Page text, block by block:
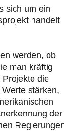
sich um ein
handelt
werden, ob
man kräftig
Projekte die
stärken,
der
Regierungen